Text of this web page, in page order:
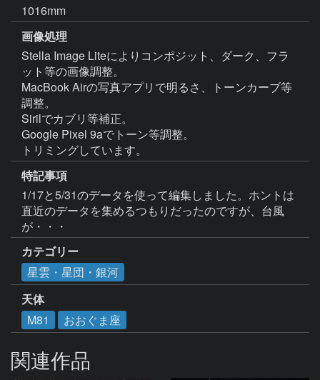
1016mm
画像処理
Stella Image Liteによりコンポジット、ダーク、フラ
ット等の画像調整。
MacBook Airの写真アプリで明るさ、トーンカーブ等
調整。
Sirilでカブリ等補正。
Google Pixel 9aでトーン等調整。
トリミングしています。
特記事項
1/17と5/31のデータを使って編集しました。ホントは
直近のデータを集めるつもりだったのですが、台風
が・・・
カテゴリー
星雲・星団・銀河
天体
M81
おおぐま座
関連作品